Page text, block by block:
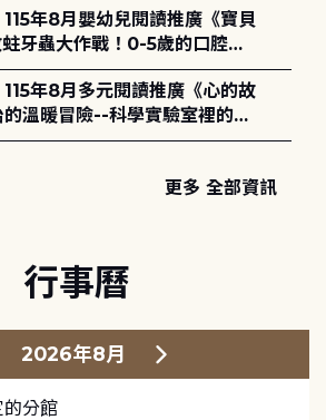
115年8月嬰幼兒閱讀推廣《寶貝
牙蟲大作戰！0-5歲的口腔照
115年8月多元閱讀推廣《心的故
溫暖冒險--科學實驗室裡的放
更多 全部資訊
行事曆
2026年8月
分館